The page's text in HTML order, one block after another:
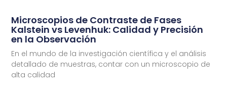
Microscopios de Contraste de Fases
Kalstein vs Levenhuk: Calidad y Precisión
en la Observación
En el mundo de la investigación científica y el análisis
detallado de muestras, contar con un microscopio de
alta calidad